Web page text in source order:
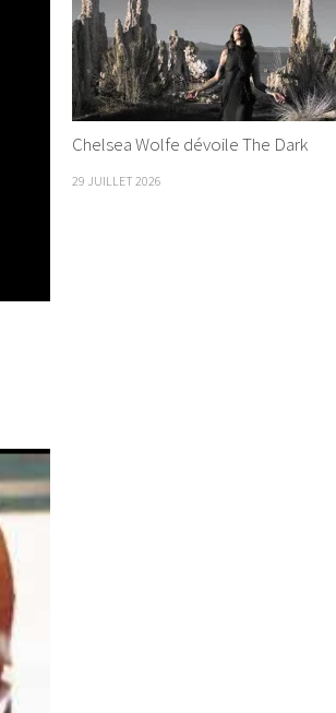
Chelsea Wolfe dévoile The Dark
29 JUILLET 2026